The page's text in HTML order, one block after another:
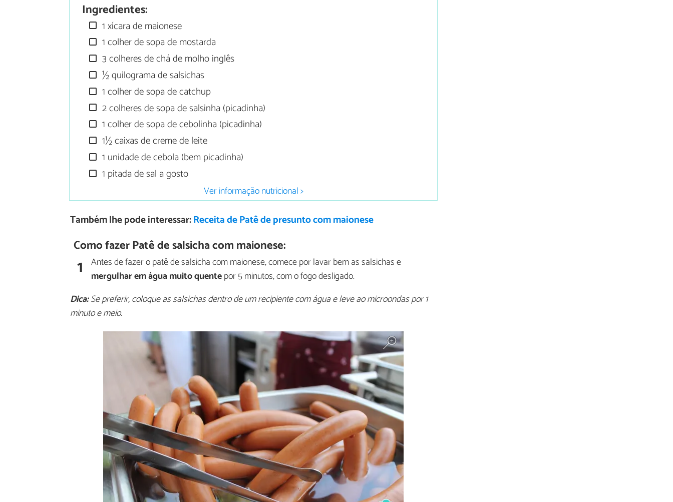
Ingredientes:
1 xícara de maionese
1 colher de sopa de mostarda
3 colheres de chá de molho inglês
½ quilograma de salsichas
1 colher de sopa de catchup
2 colheres de sopa de salsinha (picadinha)
1 colher de sopa de cebolinha (picadinha)
1½ caixas de creme de leite
1 unidade de cebola (bem picadinha)
1 pitada de sal a gosto
Ver informação nutricional >
Também lhe pode interessar:Receita de Patê de presunto com maionese
Como fazer Patê de salsicha com maionese:
1 Antes de fazer o patê de salsicha com maionese, comece por lavar bem as salsichas e
mergulhar em água muito quentepor 5 minutos, com o fogo desligado.
Dica:Se preferir, coloque as salsichas dentro de um recipiente com água e leve ao microondas por 1
minuto e meio.